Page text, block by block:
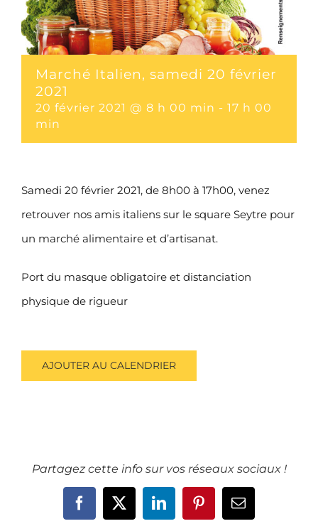
Marché Italien, samedi 20 février
2021
20 février 2021 @ 8 h 00 min - 17 h 00
min
Samedi 20 février 2021, de 8h00 à 17h00, venez
retrouver nos amis italiens sur le square Seytre pour
un marché alimentaire et d’artisanat.
Port du masque obligatoire et distanciation
physique de rigueur
AJOUTER AU CALENDRIER
Partagez cette info sur vos réseaux sociaux !
Facebook
X LinkedInPinterestEmail